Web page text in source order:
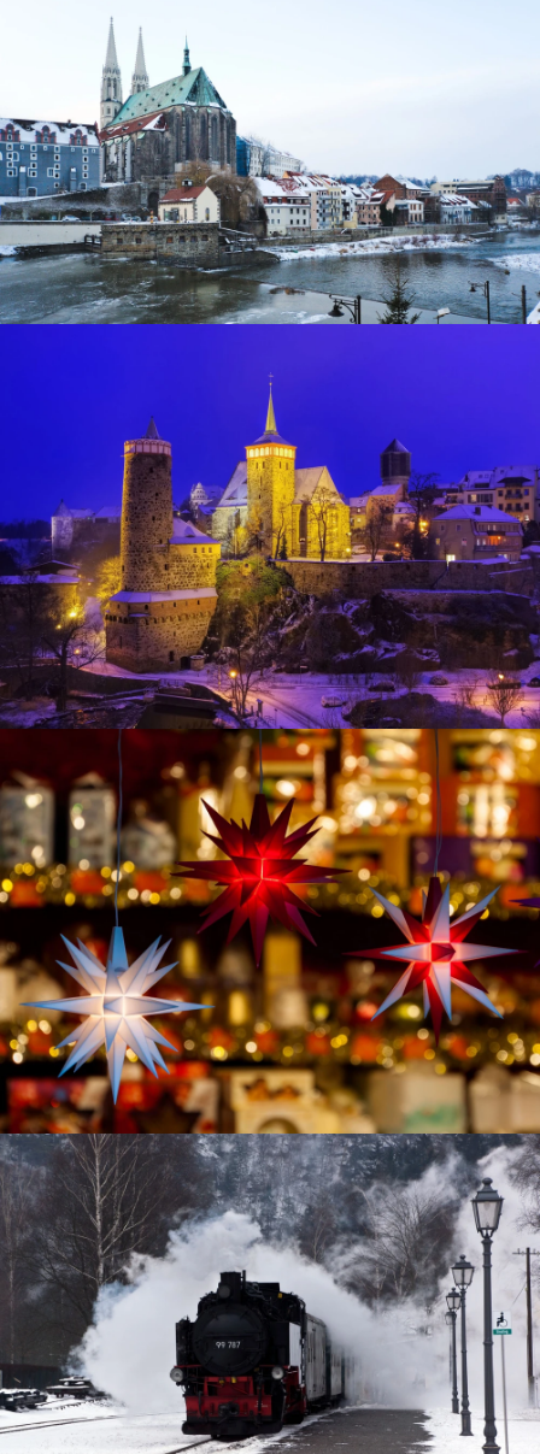
Bautzen im Winter
Zittauer Schmalspurbahn